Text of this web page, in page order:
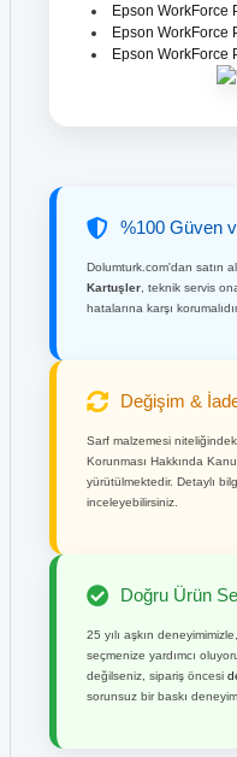
Epson WorkForce
Epson WorkForce
Epson WorkForce
%100 Güven
Dolumturk.com'dan satın
Kartuşler , teknik servis
hatalarına karşı
Değişim &
Sarf malzemesi
Korunması Hakkında
yürütülmektedir. Detaylı
inceleyebilirsiniz.
Doğru Ürün
25 yılı aşkın
seçmenize yardımcı
değilseniz, sipariş öncesi
sorunsuz bir baskı